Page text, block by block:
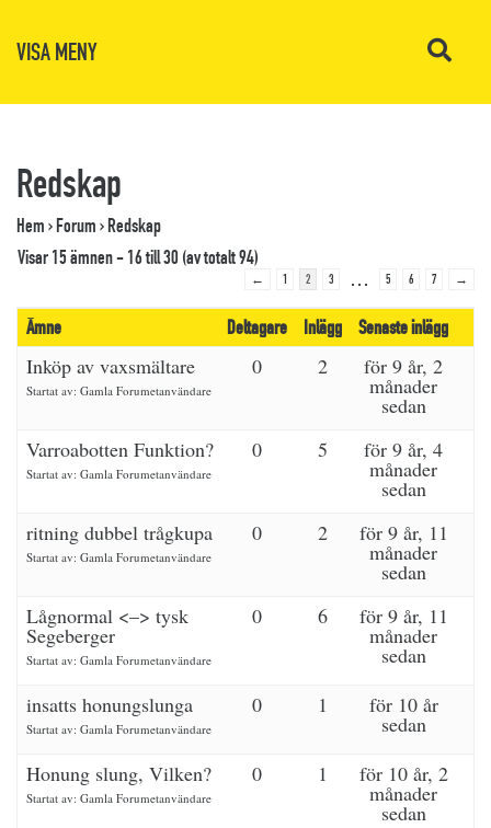
VISA MENY
Redskap
Hem›Forum›Redskap
Visar 15 ämnen - 16 till 30 (av totalt 94)
← 1 2 3 … 5 6 7 →
Ämne Deltagare Inlägg Senaste inlägg
Inköp av vaxsmältare
Startat av: Gamla Forumetanvändare
0 2 för 9 år, 2
månader
sedan
Varroabotten Funktion?
Startat av: Gamla Forumetanvändare
0 5 för 9 år, 4
månader
sedan
ritning dubbel trågkupa
Startat av: Gamla Forumetanvändare
0 2 för 9 år, 11
månader
sedan
Lågnormal <–> tysk
Segeberger
Startat av: Gamla Forumetanvändare
0 6 för 9 år, 11
månader
sedan
insatts honungslunga
Startat av: Gamla Forumetanvändare
0 1 för 10 år
sedan
Honung slung, Vilken?
Startat av: Gamla Forumetanvändare
0 1 för 10 år, 2
månader
sedan